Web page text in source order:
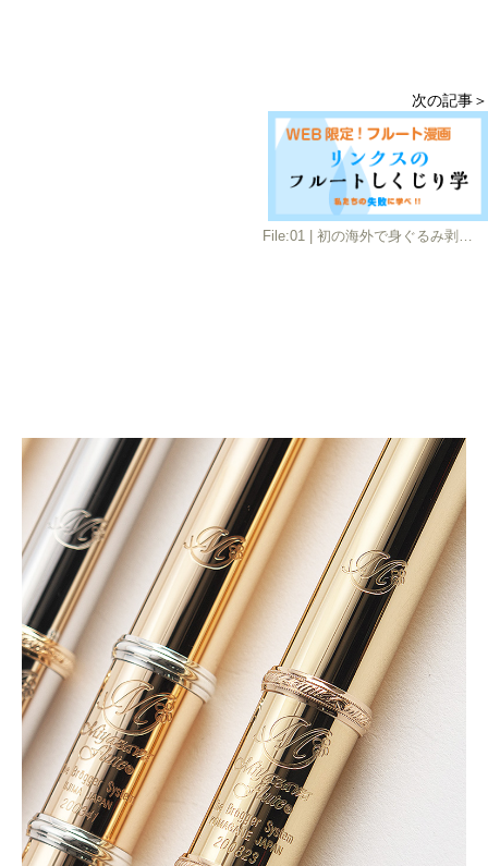
次の記事＞
File:01 | 初の海外で身ぐるみ剥がされる リンクスのフルートしくじり学